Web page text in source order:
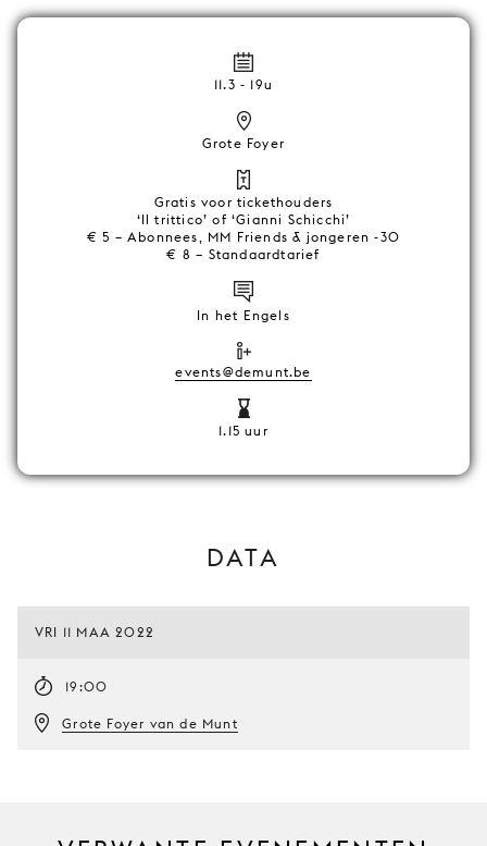
11.3 - 19u
Grote Foyer
Gratis voor tickethouders
‘Il trittico’ of ‘Gianni Schicchi’
€ 5 – Abonnees, MM Friends & jongeren -30
€ 8 – Standaardtarief
In het Engels
events@demunt.be
1.15 uur
DATA
VRI 11 MAA 2022
19:00
Grote Foyer van de Munt